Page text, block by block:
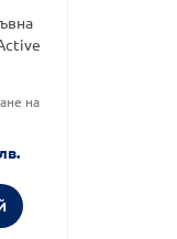
на
тест